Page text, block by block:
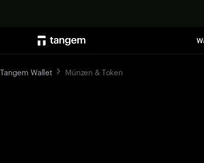
Tangem Wallet Münzen & Token